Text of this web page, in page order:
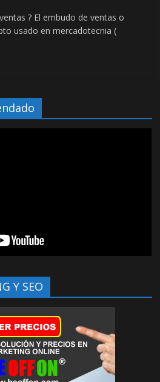
? El embudo de ventas o
usado en mercadotecnia (
Y SEO